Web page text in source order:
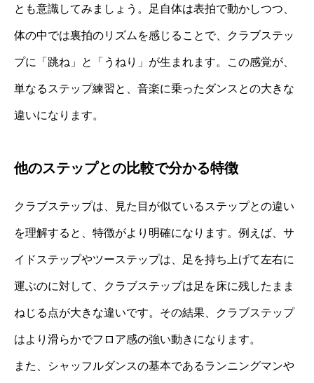
とも意識してみましょう。足自体は表拍で動かしつつ、
体の中では裏拍のリズムを感じることで、クラブステッ
プに「跳ね」と「うねり」が生まれます。この感覚が、
単なるステップ練習と、音楽に乗ったダンスとの大きな
違いになります。
他のステップとの比較で分かる特徴
クラブステップは、見た目が似ているステップとの違い
を理解すると、特徴がより明確になります。例えば、サ
イドステップやツーステップは、足を持ち上げて左右に
運ぶのに対して、クラブステップは足を床に残したまま
ねじる点が大きな違いです。その結果、クラブステップ
はより滑らかでフロア感の強い動きになります。
また、シャッフルダンスの基本であるランニングマンや